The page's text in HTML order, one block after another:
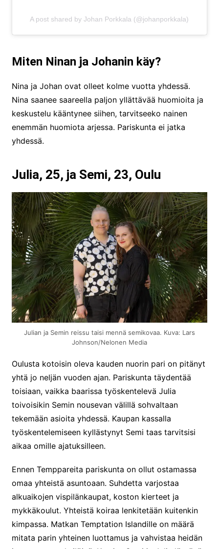
A post shared by Johan Porkkala (@johanporkkala)
Miten Ninan ja Johanin käy?
Nina ja Johan ovat olleet kolme vuotta yhdessä.
Nina saanee saareella paljon yllättävää huomioita ja
keskustelu kääntynee siihen, tarvitseeko nainen
enemmän huomiota arjessa. Pariskunta ei jatka
yhdessä.
Julia, 25, ja Semi, 23, Oulu
Julian ja Semin reissu taisi mennä semikovaa. Kuva: Lars
Johnson/Nelonen Media
Oulusta kotoisin oleva kauden nuorin pari on pitänyt
yhtä jo neljän vuoden ajan. Pariskunta täydentää
toisiaan, vaikka baarissa työskentelevä Julia
toivoisikin Semin nousevan välillä sohvaltaan
tekemään asioita yhdessä. Kaupan kassalla
työskentelemiseen kyllästynyt Semi taas tarvitsisi
aikaa omille ajatuksilleen.
Ennen Temppareita pariskunta on ollut ostamassa
omaa yhteistä asuntoaan. Suhdetta varjostaa
alkuaikojen vispilänkaupat, koston kierteet ja
mykkäkoulut. Yhteistä koiraa lenkitetään kuitenkin
kimpassa. Matkan Temptation Islandille on määrä
mitata parin yhteinen luottamus ja vahvistaa heidän